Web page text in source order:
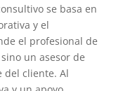
se basa en
y el
el profesional de
un asesor de
del cliente. Al